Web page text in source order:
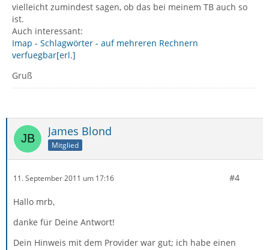
vielleicht zumindest sagen, ob das bei meinem TB auch so
ist.
Auch interessant:
Imap - Schlagwörter - auf mehreren Rechnern
verfuegbar[erl.]
Gruß
James Blond
Mitglied
11. September 2011 um 17:16 #4
Hallo mrb,
danke für Deine Antwort!
Dein Hinweis mit dem Provider war gut; ich habe einen